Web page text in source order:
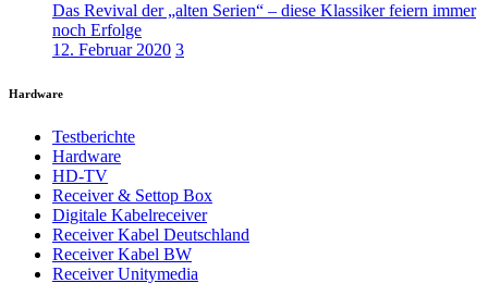
Das Revival der „alten Serien“ – diese Klassiker feiern immer
noch Erfolge
12. Februar 2020 3
Hardware
Testberichte
Hardware
HD-TV
Receiver & Settop Box
Digitale Kabelreceiver
Receiver Kabel Deutschland
Receiver Kabel BW
Receiver Unitymedia